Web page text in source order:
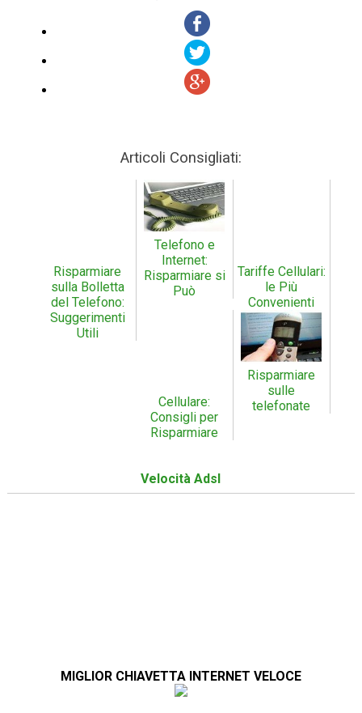
Articoli Consigliati:
Risparmiare
sulla Bolletta
del Telefono:
Suggerimenti
Utili
Telefono e
Internet:
Risparmiare si
Può
Tariffe Cellulari:
le Più
Convenienti
Cellulare:
Consigli per
Risparmiare
Risparmiare
sulle
telefonate
Velocità Adsl
MIGLIOR CHIAVETTA INTERNET VELOCE